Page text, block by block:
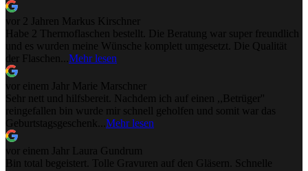
vor 2 Jahren Markus Kirschner
Habe 2 Thermoflaschen bestellt. Die Beratung war super freundlich
und es wurden meine Wünsche komplett umgesetzt. Die Qualität
der Flaschen... Mehr lesen
vor einem Jahr
Marie Marschner
Sehr nett und hilfsbereit. Nachdem ich auf einen ,,Betrüger''
reingefallen bin wurde mir schnell geholfen und somit war das
Geburtstagsgeschenk... Mehr lesen
vor einem Jahr
Laura Gundrum
Bin total begeistert. Tolle Gravuren auf den Gläsern. Schnelle